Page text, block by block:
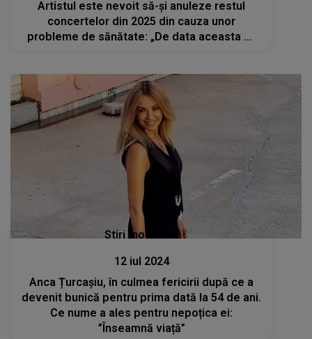
Artistul este nevoit să-și anuleze restul
concertelor din 2025 din cauza unor
probleme de sănătate: „De data aceasta mi
Stiri mondene
12 iul 2024
Anca Țurcașiu, în culmea fericirii după ce a
devenit bunică pentru prima dată la 54 de ani.
Ce nume a ales pentru nepoțica ei:
”Înseamnă viață”